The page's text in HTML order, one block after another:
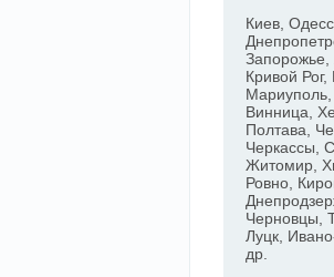
Киев,
Запорожье,
Кривой Рог,
Мариуполь,
Винница,
Полтава,
Черкассы,
Житомир,
Ровно,
Черновцы,
Луцк,
др.